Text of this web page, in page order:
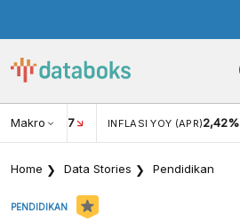
Makro
USD/IDR 17 INFLASI YOY (APR)2,42%
Home Data Stories Pendidikan
PENDIDIKAN